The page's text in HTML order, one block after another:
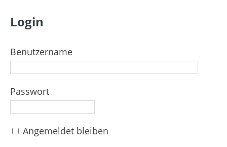
Login
Benutzername
Passwort
Angemeldet bleiben